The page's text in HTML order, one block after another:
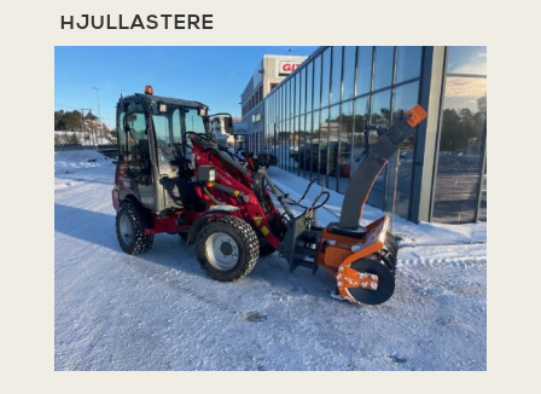
HJULLASTERE